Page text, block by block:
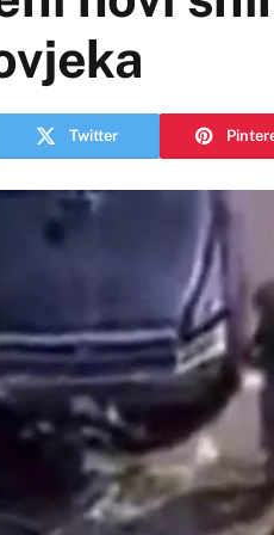
Twitter